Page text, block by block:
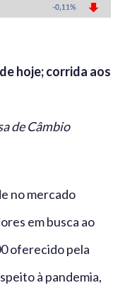
hoje; corrida aos
de Câmbio
no mercado
em busca ao
oferecido pela
à pandemia,